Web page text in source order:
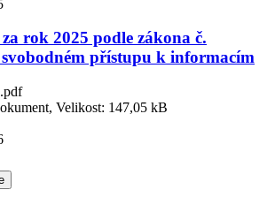
rok 2025 podle zákona č.
svobodném přístupu k informacím
Velikost: 147,05 kB